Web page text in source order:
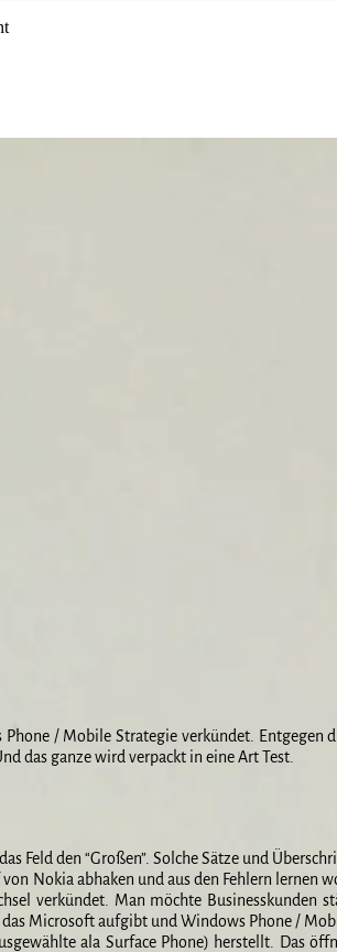
/ Mobile Strategie verkündet.
das ganze wird verpackt in eine Art Test.
Feld den “Großen”. Solche Sätze und
Nokia abhaken und aus den Fehlern
verkündet. Man möchte
Microsoft aufgibt und Windows Phone /
ala Surface Phone) herstellt. Das